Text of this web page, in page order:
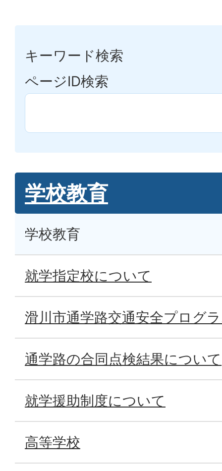
キーワード検索
ページID検索
学校教育
学校教育
就学指定校について
滑川市通学路交通安全プログ
通学路の合同点検結果について
就学援助制度について
高等学校